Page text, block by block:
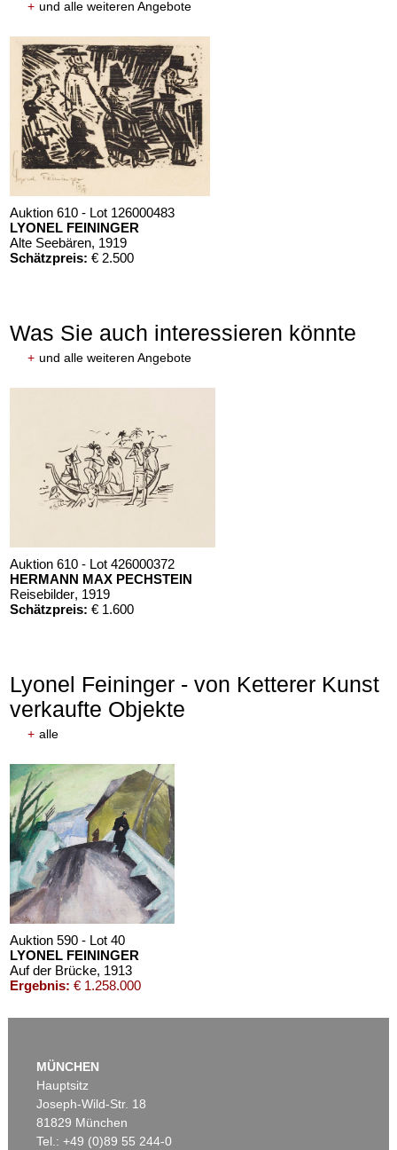
+ und alle weiteren Angebote
Auktion 610 - Lot 126000483
LYONEL FEININGER
Alte Seebären, 1919
Schätzpreis: € 2.500
Was Sie auch interessieren könnte
+ und alle weiteren Angebote
Auktion 610 - Lot 426000372
HERMANN MAX PECHSTEIN
Reisebilder, 1919
Schätzpreis: € 1.600
Lyonel Feininger - von Ketterer Kunst
verkaufte Objekte
+ alle
Auktion 590 - Lot 40
LYONEL FEININGER
Auf der Brücke, 1913
Ergebnis: € 1.258.000
MÜNCHEN
Hauptsitz
Joseph-Wild-Str. 18
81829 München
Tel.: +49 (0)89 55 244-0